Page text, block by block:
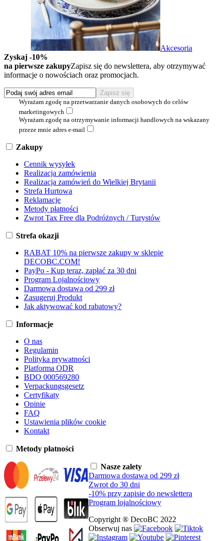
Akcesoria
Zyskaj -10%
na pierwsze zakupyZapisz się do newslettera, aby otrzymywać
informacje o nowościach oraz promocjach.
Wyrażam zgodę na przetwarzanie danych osobowych do celów
marketingowych
Wyrażam zgodę na otrzymywanie informacji handlowych na wskazany
przeze mnie adres e-mail
Zakupy
Cennik wysyłek
Realizacja zamówienia
Realizacja zamówień do Wielkiej Brytanii
Strefa Hurtowa
Reklamacje
Metody płatności
Zwrot Tax Free dla Podróżnych / Turystów
Strefa okazji
RABAT 10% na pierwsze zakupy w sklepie
DECOBC.COM!
PayPo - Kup teraz, zapłać za 30 dni
Program Lojalnościowy
Darmowa dostawa od 299 zł
Zasugeruj Produkt
Jak aktywować kod rabatowy?
Informacje
O nas
Regulamin
Polityka prywatności
Platforma ODR
BDO 000569280
Verpackungsgesetz
Certyfikaty
Opinie
FAQ
Ustawienia plików cookie
Kontakt
Metody płatności
Nasze zalety
Darmowa dostawa od 299 zł
Zwrot do 30 dni
-10% przy zapisie do newslettera
Program lojalnościowy
Copyright ® DecoBC 2022
Obserwuj nas